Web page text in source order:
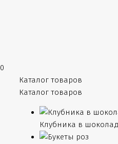
0
Каталог товаров
Каталог товаров
Клубника в